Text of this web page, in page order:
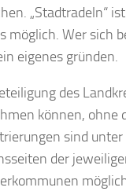
„Stadtradeln“
möglich. Wer sich
eigenes gründen.
des
können, ohne
sind
der